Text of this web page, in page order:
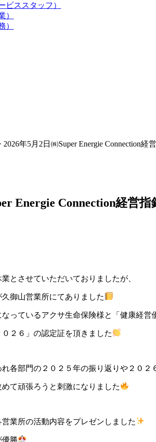
ビススタッフ）
）
）
2026年5月2日㈱Super Energie Connection経
Energie Connection経営指
とさせていただいておりましたが、
御山営業所にてありました
っているアクサ生命保険様と「健康経営
２６」の認定証を頂きました
各部門の２０２５年の振り返りや２０２
て頑張ろうと刺激になりました
業所の活動内容をプレゼンしました
優勝